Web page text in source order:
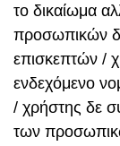
το δικαίωμα
προσωπικών
επισκεπτών /
ενδεχόμενο
/ χρήστης δε
των